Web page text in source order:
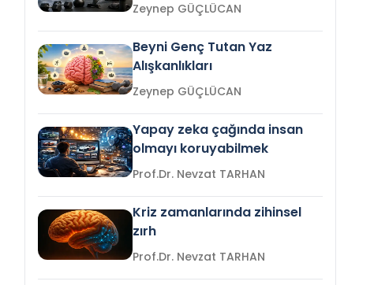
Zeynep GÜÇLÜCAN
Beyni Genç Tutan Yaz
Alışkanlıkları
Zeynep GÜÇLÜCAN
Yapay zeka çağında insan
olmayı koruyabilmek
Prof.Dr. Nevzat TARHAN
Kriz zamanlarında zihinsel
zırh
Prof.Dr. Nevzat TARHAN